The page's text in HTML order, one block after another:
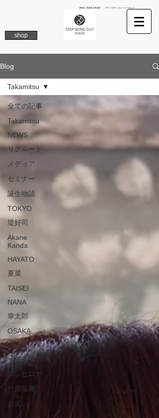
南青山 表参道の美容院 ステップボーンカットトーキョー
shop
Blog
全ての記事
Takamitsu
NEWS
リクルート
メディア
セミナー
誕生物語
TOKYO
堤好司
Akane
Kanda
HAYATO
夏菜
TAISEI
NANA
幸太郎
OSAKA
yuuka
イマイマユ
ズシヒロヤ
竹原拓摩
お笑い
Takamitsu